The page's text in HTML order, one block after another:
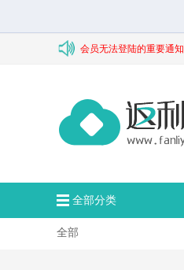
会员无法登陆的重要通知
全部分类
全部